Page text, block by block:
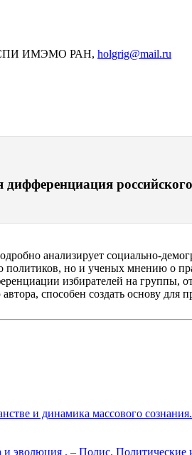
ИМЭМО РАН, holgrig@mail.ru
анализирует социально-
но и ученых мнению о
избирателей на
способен создать основу
и динамика массового
и эволюция . – Полис.